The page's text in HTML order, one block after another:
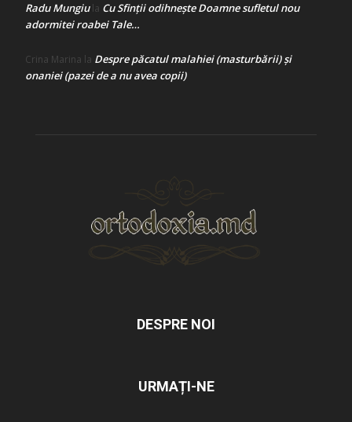
Radu Mungiula Cu Sfinții odihnește Doamne sufletul nou
adormitei roabei Tale…
Crina Marina la Despre păcatul malahiei (masturbării) şi
onaniei (pazei de a nu avea copii)
DESPRE NOI
URMAȚI-NE